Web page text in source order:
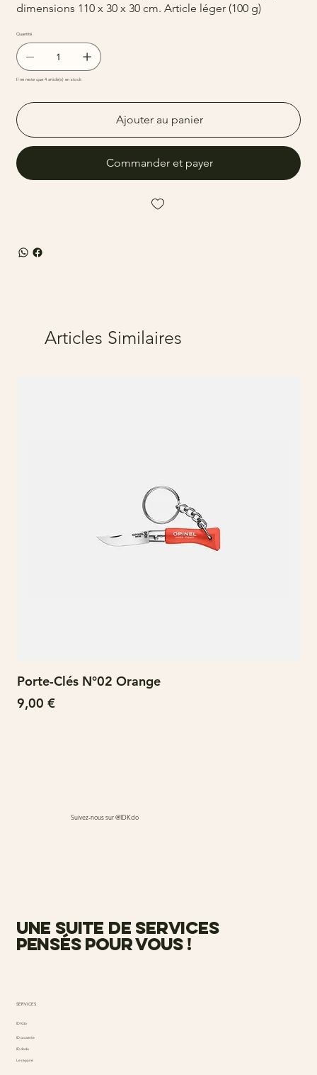
dimensions 110 x 30 x 30 cm. Article léger (100 g)
Quantité
Il ne reste que 4 article(s) en stock
Ajouter au panier
Commander et payer
Articles Similaires
Porte-Clés N°02 Orange
Prix
9,00 €
Suivez-nous sur @IDKdo
une suite de services
pensés pour vous !
SERVICES
ID Kdo
ID causette
ID dodo
Le repaire